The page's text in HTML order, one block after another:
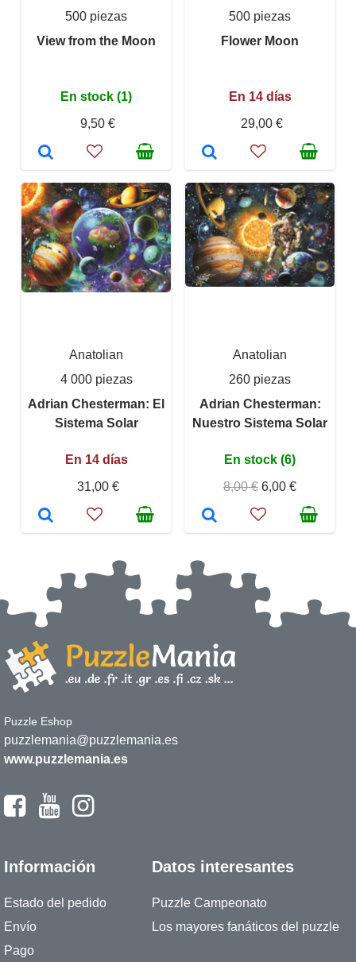
500 piezas
View from the Moon
En stock (1)
9,50 €
500 piezas
Flower Moon
En 14 días
29,00 €
Anatolian
4 000 piezas
Adrian Chesterman: El
Sistema Solar
En 14 días
31,00 €
Anatolian
260 piezas
Adrian Chesterman:
Nuestro Sistema Solar
En stock (6)
8,00 € 6,00 €
Puzzle Eshop
puzzlemania@puzzlemania.es
www.puzzlemania.es
Información
Estado del pedido
Envío
Pago
Datos interesantes
Puzzle Campeonato
Los mayores fanáticos del puzzle